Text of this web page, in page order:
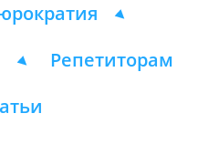
Репетиторам